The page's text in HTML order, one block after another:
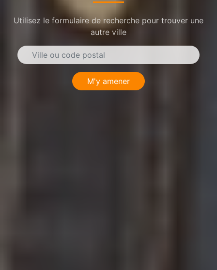
Utilisez le formulaire de recherche pour trouver une
autre ville
M'y amener